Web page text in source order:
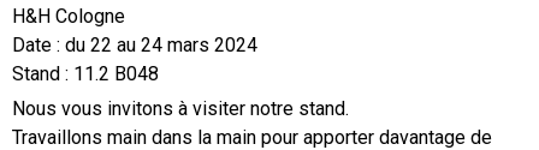
H&H Cologne
Date : du 22 au 24 mars 2024
Stand : 11.2 B048
Nous vous invitons à visiter notre stand.
Travaillons main dans la main pour apporter davantage de